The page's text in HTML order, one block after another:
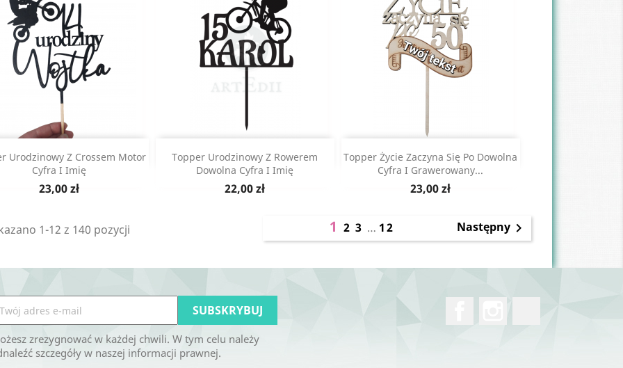
Urodzinowy Z Crossem Motor
Cyfra I Imię
Cena
23,00 zł
Szybki podgląd
Topper Urodzinowy Z Rowerem
Dowolna Cyfra I Imię
Cena
22,00 zł
Szybki podgląd
Topper Życie Zaczyna Się Po Dowolna
Cyfra I Grawerowany...
Cena
23,00 zł
Szybki podgląd
1-12 z 140 pozycji 1 2 3 … 12 Następny
zrezygnować w każdej chwili. W tym celu należy
szczegóły w naszej informacji prawnej.